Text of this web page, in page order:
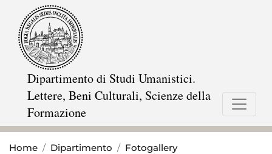
Dipartimento di Studi Umanistici.
Lettere, Beni Culturali, Scienze della
Formazione
Home Dipartimento
Fotogallery